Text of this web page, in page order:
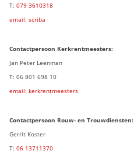
T: 079 3610318
email: scriba
Contactpersoon Kerkrentmeesters:
Jan Peter Leenman
T: 06 801 698 10
email: kerkrentmeesters
Contactpersoon Rouw- en Trouwdiensten:
Gerrit Koster
T: 06 13711370